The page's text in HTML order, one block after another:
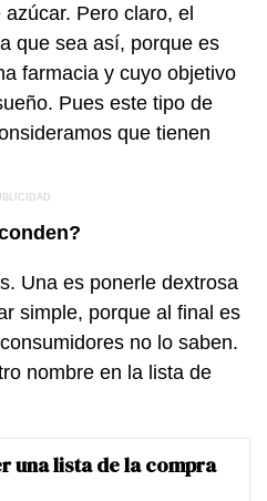
Pero claro, el
que sea así, porque es
farmacia y cuyo objetivo
Pues este tipo de
que tienen
Una es ponerle dextrosa
simple, porque al final es
no lo saben.
nombre en la lista de
una lista de la compra